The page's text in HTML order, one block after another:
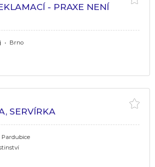
- PRAXE NENÍ
• Brno
SERVÍRKA
Pardubice